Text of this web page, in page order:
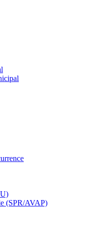
(SPR/AVAP)